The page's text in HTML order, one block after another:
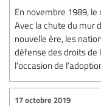
En novembre 1989,
Avec la chute du mur
nouvelle ère, les
défense des droits de
l’occasion de
17 octobre 2019